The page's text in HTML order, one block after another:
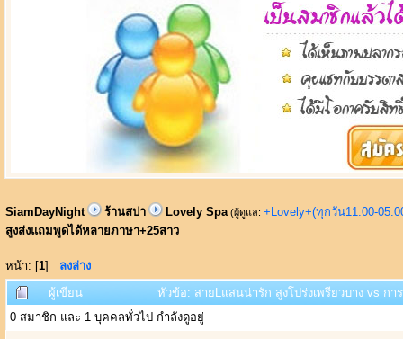
SiamDayNight ร้านสปา Lovely Spa (ผู้ดูแล: +Lovely+(ทุกวัน11:00-
สูงส่งแถมพูดได้หลายภาษา+25สาว
หน้า: [1] ลงล่าง
ผู้เขียน
หัวข้อ: สายLแสนน่ารัก สูงโปร่งเพรียวบาง vs ก
0 สมาชิก และ 1 บุคคลทั่วไป กำลังดูอยู่